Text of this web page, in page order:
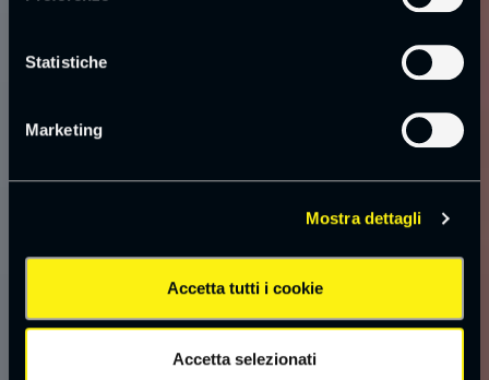
Statistiche
Marketing
Mostra dettagli
Accetta tutti i cookie
Accetta selezionati